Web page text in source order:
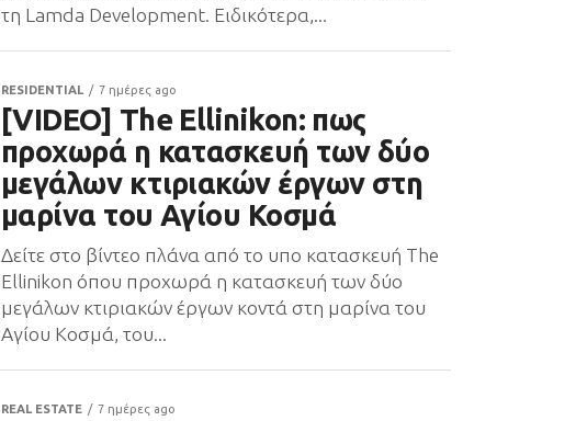
τη Lamda Development. Ειδικότερα,...
RESIDENTIAL 7 ημέρες ago
[VIDEO] The Ellinikon: πως
προχωρά η κατασκευή των δύο
μεγάλων κτιριακών έργων στη
μαρίνα του Αγίου Κοσμά
Δείτε στο βίντεο πλάνα από το υπο κατασκευή The
Ellinikon όπου προχωρά η κατασκευή των δύο
μεγάλων κτιριακών έργων κοντά στη μαρίνα του
Αγίου Κοσμά, του...
REAL ESTATE 7 ημέρες ago